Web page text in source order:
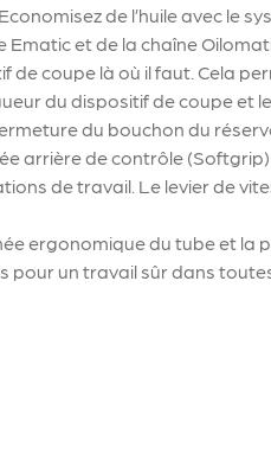
de l’huile avec le
Ematic et de la chaîne
coupe là où il faut. Cela
du dispositif de coupe et
du bouchon du
arrière de contrôle
de travail. Le levier de
ergonomique du tube et la
un travail sûr dans